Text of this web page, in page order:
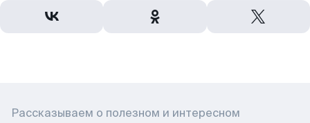
Рассказываем о полезном и интересном